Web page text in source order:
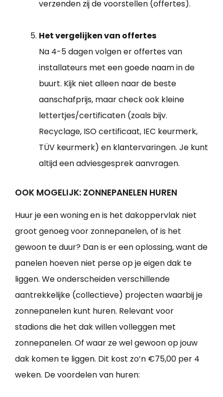
verzenden zij de voorstellen (offertes).
Het vergelijken van offertes
Na 4-5 dagen volgen er offertes van
installateurs met een goede naam in de
buurt. Kijk niet alleen naar de beste
aanschafprijs, maar check ook kleine
lettertjes/certificaten (zoals bijv.
Recyclage, ISO certificaat, IEC keurmerk,
TÜV keurmerk) en klantervaringen. Je kunt
altijd een adviesgesprek aanvragen.
OOK MOGELIJK: ZONNEPANELEN HUREN
Huur je een woning en is het dakoppervlak niet
groot genoeg voor zonnepanelen, of is het
gewoon te duur? Dan is er een oplossing, want de
panelen hoeven niet perse op je eigen dak te
liggen. We onderscheiden verschillende
aantrekkelijke (collectieve) projecten waarbij je
zonnepanelen kunt huren. Relevant voor
stadions die het dak willen volleggen met
zonnepanelen. Of waar ze wel gewoon op jouw
dak komen te liggen. Dit kost zo’n €75,00 per 4
weken. De voordelen van huren: